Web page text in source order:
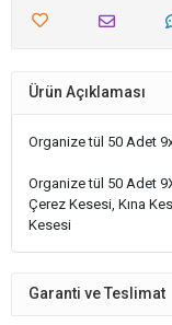
Ürün Açıklaması
Organize tül 50 Adet
Organize tül 50 Adet
Çerez Kesesi, Kına
Kesesi
Garanti ve Teslimat